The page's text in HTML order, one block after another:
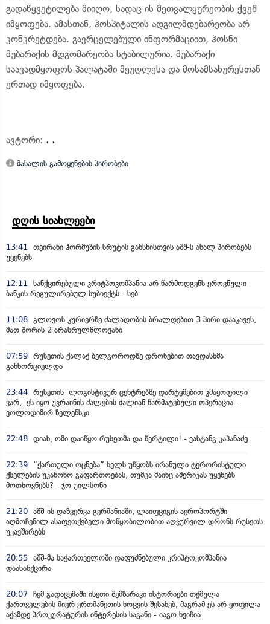
გადაწყვეტილება მიიღო, სადაც ის მეთვალყურეობის ქვეშ
იმყოფება. ამასთან, ჰოსპიტალის ადგილმდებარეობა არ
კონკრეტდება. გავრცელებული ინფორმაციით, ჰოსნი
მუბარაქის მდგომარეობა სტაბილურია. მუბარაქი
საავადმყოფოს პალატაში მეუღლესა და მოსამსახურესთან
ერთად იმყოფება.
ავტორი: . .
მასალის გამოყენების პირობები
დღის სიახლეები
13:41 თეირანი ჰორმუზის სრუტის გახსნისთვის აშშ-ს ახალ პირობებს
უყენებს
12:11 სანქცირებული კრიტპოკომპანია არ წარმოდგენს ეროვნული
ბანკის რეგულირებულ სუბიექტს - სებ
11:08 გლოვოს კურიერზე ძალადობის ბრალდებით 3 პირი დააკავეს,
მათ შორის 2 არასრულწლოვანი
07:59 რუსეთის ქალაქ ბელგოროდზე დრონებით თავდასხმა
განხორციელდა
23:44 რუსეთის ლოგისტიკურ ცენტრებზე დარტყმებით კმაყოფილი
ვარ, ეს იყო უკრაინის ძალების ძალიან წარმატებული ოპერაცია -
ვოლოდიმირ ზელენსკი
22:48 დიახ, ომი დაიწყო რუსეთმა და წერტილი! - ვახტანგ კაპანაძე
22:39
“ქართული ოცნება” ხელს უწყობს ირანული ტერორისტული
ქსელების უკანონო გაფართოებას, თუმცა მაინც ამერიკას უყენებს
მოთხოვნებს? - ჯო უილსონი
21:20 აშშ-ის დაზვერვა გერმანიაში, ლაიფციგის აეროპორტში
აღმოჩენილ ასაფეთქებელი მოწყობილობით აღჭურვილ დრონს რუსეთს
უკავშირებს
20:55 აშშ-მა საქართველოში დაფუძნებული კრიპტოკომპანია
დაასანქცირა
20:07 ჩემ გადაცემაში ისეთი შემზარავი ისტორიები თქმულა
ქართველების მიერ ერთმანეთის ხოცვის შესახებ, მაგრამ ეს არ ყოფილა
აქამდე პროკურატურის ინტერესის საგანი - იაგო ხვიჩია